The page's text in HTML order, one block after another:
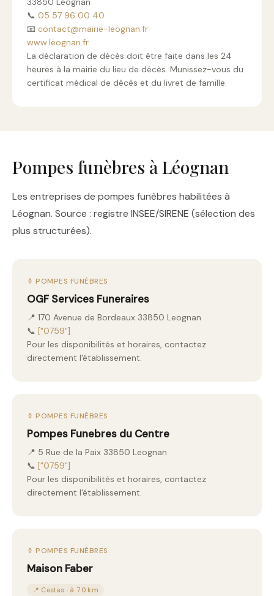
📞 05 57 96 00 40
📧 contact@mairie-leognan.fr
www.leognan.fr
La déclaration de décès doit être faite dans les 24
heures à la mairie du lieu de décès. Munissez-vous du
certificat médical de décès et du livret de famille.
Pompes funèbres à Léognan
Les entreprises de pompes funèbres habilitées à
Léognan. Source : registre INSEE/SIRENE (sélection des
plus structurées).
⚱️ POMPES FUNÈBRES
OGF Services Funeraires
📍 170 Avenue de Bordeaux 33850 Leognan
📞 ["0759"]
Pour les disponibilités et horaires, contactez
directement l'établissement.
⚱️ POMPES FUNÈBRES
Pompes Funebres du Centre
📍 5 Rue de la Paix 33850 Leognan
📞 ["0759"]
Pour les disponibilités et horaires, contactez
directement l'établissement.
⚱️ POMPES FUNÈBRES
Maison Faber
📍 Cestas · à 7.0 km